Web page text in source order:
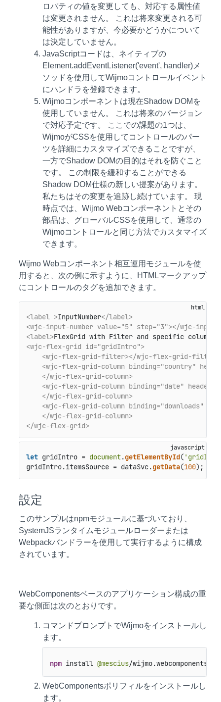
ロパティの値を変更しても、対応する属性値
は変更されません。 これは将来変更される可
能性がありますが、今必要かどうかについて
は決定していません。
JavaScriptコードは、ネイティブの
Element.addEventListener('event', handler)メ
ソッドを使用してWijmoコントロールイベント
にハンドラを登録できます。
Wijmoコンポーネントは現在Shadow DOMを
使用していません。 これは将来のバージョン
で対応予定です。 ここでの課題の1つは、
WijmoがCSSを使用してコントロールのパー
ツを詳細にカスタマイズできることですが、
一方でShadow DOMの目的はそれを防ぐこと
です。 この制限を緩和することができる
Shadow DOM仕様の新しい提案があります。
私たちはその変更を追跡し続けています。 現
時点では、Wijmo Webコンポーネントとその
部品は、グローバルCSSを使用して、通常の
Wijmoコントロールと同じ方法でカスタマイズ
できます。
Wijmo Webコンポーネント相互運用モジュールを使
用すると、次の例に示すように、HTMLマークアップ
にコントロールのタグを追加できます。
<label >InputNumber</label>
<wjc-input-number value="5" step="3"></wjc-input-
<label>FlexGrid with Filter and specific columns
<wjc-flex-grid id="gridIntro">
<wjc-flex-grid-filter></wjc-flex-grid-filter>
<wjc-flex-grid-column binding="country"
</wjc-flex-grid-column>
<wjc-flex-grid-column binding="date"
</wjc-flex-grid-column>
<wjc-flex-grid-column binding="downloads"
</wjc-flex-grid-column>
</wjc-flex-grid>
let gridIntro = document.getElementById(
gridIntro.itemsSource = dataSvc.getData(100);
設定
このサンプルはnpmモジュールに基づいており、
SystemJSランタイムモジュールローダーまたは
Webpackバンドラーを使用して実行するように構成
されています。
WebComponentsベースのアプリケーション構成の重
要な側面は次のとおりです。
コマンドプロンプトでWijmoをインストールし
ます。
npm install @mescius/
WebComponentsポリフィルをインストールし
ます。